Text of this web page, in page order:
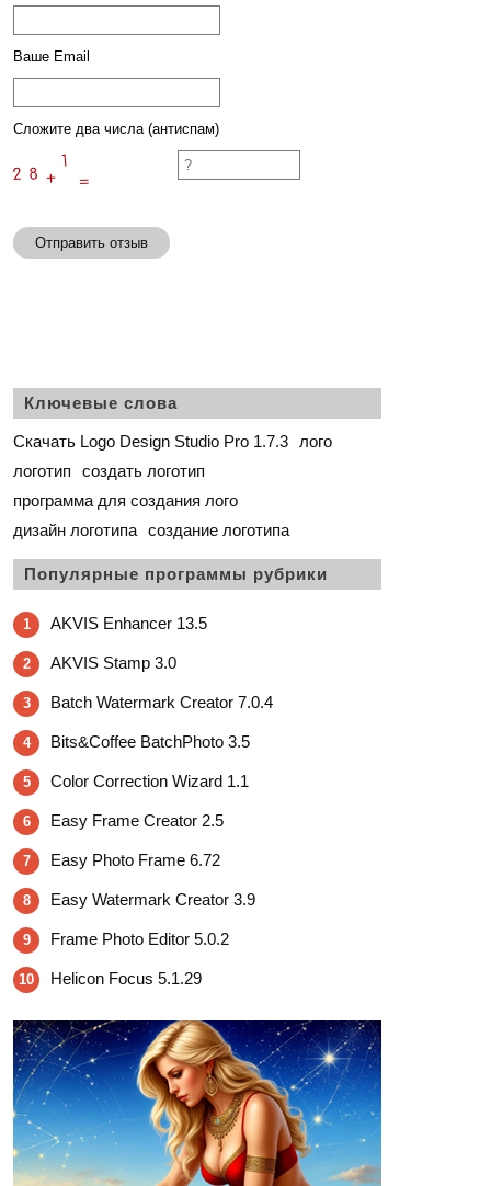
Ваше Email
Сложите два числа (антиспам)
Отправить отзыв
Ключевые слова
Скачать Logo Design Studio Pro 1.7.3
лого
логотип
создать логотип
программа для создания лого
дизайн логотипа создание логотипа
Популярные программы рубрики
1 AKVIS Enhancer 13.5
2 AKVIS Stamp 3.0
3 Batch Watermark Creator 7.0.4
4 Bits&Coffee BatchPhoto 3.5
5 Color Correction Wizard 1.1
6 Easy Frame Creator 2.5
7 Easy Photo Frame 6.72
8 Easy Watermark Creator 3.9
9 Frame Photo Editor 5.0.2
10 Helicon Focus 5.1.29